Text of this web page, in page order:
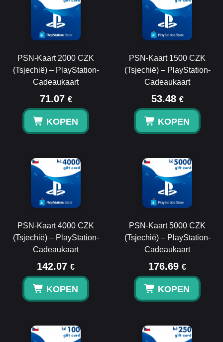
PSN-Kaart 2000 CZK
(Tsjechië) – PlayStation-
Cadeaukaart
71.07 €
KOPEN
PSN-Kaart 1500 CZK
(Tsjechië) – PlayStation-
Cadeaukaart
53.48 €
KOPEN
PSN-Kaart 4000 CZK
(Tsjechië) – PlayStation-
Cadeaukaart
142.07 €
KOPEN
PSN-Kaart 5000 CZK
(Tsjechië) – PlayStation-
Cadeaukaart
176.69 €
KOPEN